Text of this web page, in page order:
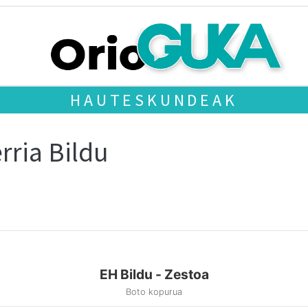
HAUTESKUNDEAK
Bildu
EH Bildu - Zestoa
Boto kopurua